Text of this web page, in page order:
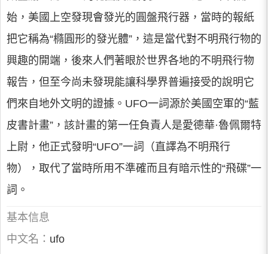
始，美國上空發現會發光的圓盤飛行器，當時的報紙
把它稱為“橢圓形的發光體”，這是當代對不明飛行物的
興趣的開端，後來人們著眼於世界各地的不明飛行物
報告，但至今尚未發現能讓科學界普遍接受的說明它
們來自地外文明的證據。UFO一詞源於美國空軍的“藍
皮書計畫”，該計畫的第一任負責人是愛德華·魯佩爾特
上尉，他正式發明“UFO”一詞（直譯為不明飛行
物），取代了當時所用不準確而且有暗示性的“飛碟”一
詞。
基本信息
中文名： ufo